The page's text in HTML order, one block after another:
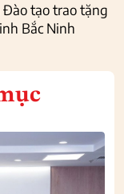
Đào tạo trao tặng
Bắc Ninh